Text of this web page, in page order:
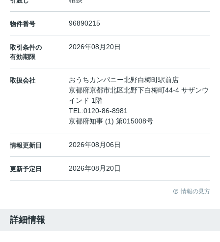
物件番号 96890215
取引条件の
有効期限
2026年08月20日
取扱会社
おうちカンパニー北野白梅町駅前店
京都府京都市北区北野下白梅町44-4 サザンウ
インド 1階
TEL:0120-86-8981
京都府知事 (1) 第015008号
情報更新日 2026年08月06日
更新予定日 2026年08月20日
情報の見方
詳細情報